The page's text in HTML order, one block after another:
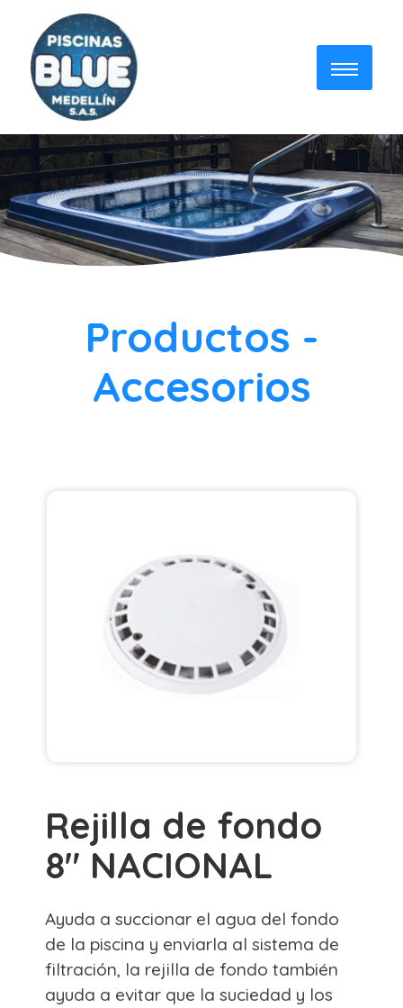
Productos -
Accesorios
Rejilla de fondo
8" NACIONAL
Ayuda a succionar el agua del fondo
de la piscina y enviarla al sistema de
filtración, la rejilla de fondo también
ayuda a evitar que la suciedad y los